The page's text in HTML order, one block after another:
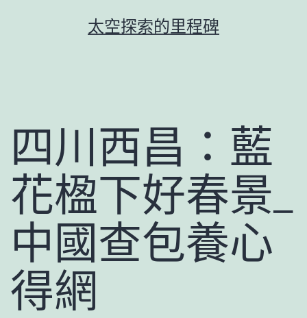
太空探索的里程碑
四川西昌：藍
花楹下好春景_
中國查包養心
得網